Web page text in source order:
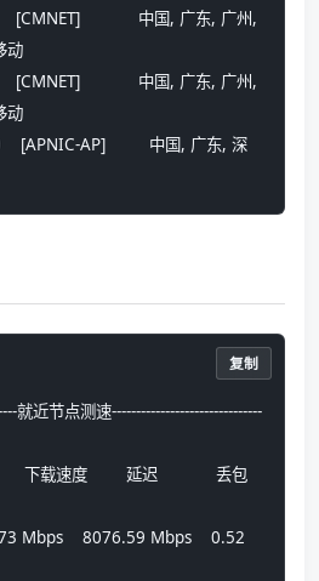
[CMNET]            中国, 广东, 广州,
动
[CMNET]            中国, 广东, 广州,
动
[APNIC-AP]         中国, 广东, 深
就近节点测速-------------------------------
下载速度        延迟            丢包
Mbps    8076.59 Mbps    0.52
复制